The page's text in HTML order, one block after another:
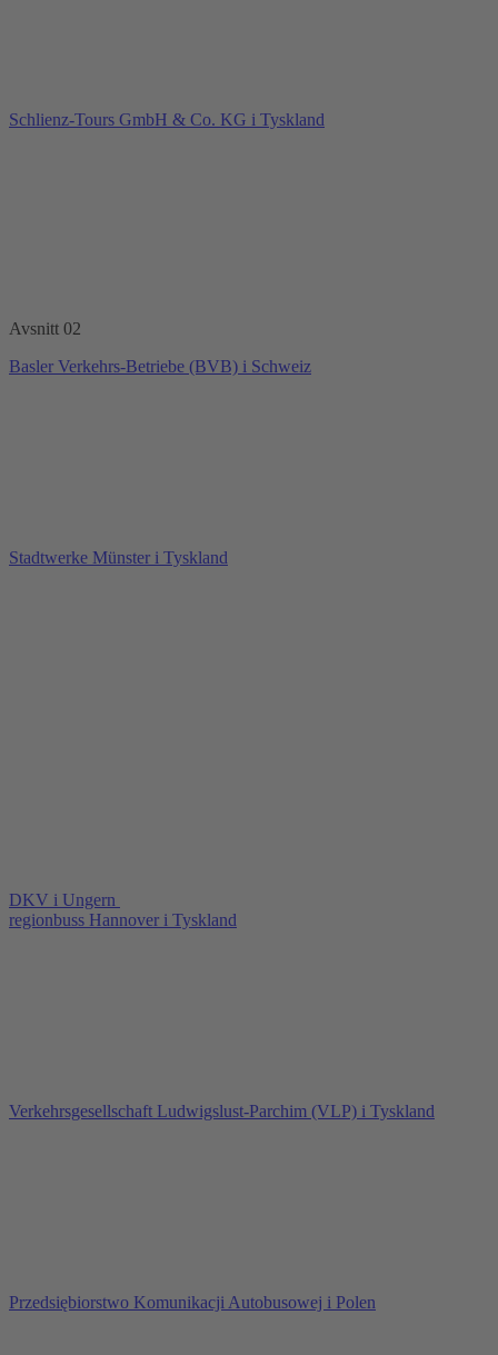
Schlienz-Tours GmbH & Co. KG i Tyskland
Avsnitt 02
Basler Verkehrs-Betriebe (BVB) i Schweiz
Stadtwerke Münster i Tyskland
DKV i Ungern
regionbuss Hannover i Tyskland
Verkehrsgesellschaft Ludwigslust-Parchim (VLP) i Tyskland
Przedsiębiorstwo Komunikacji Autobusowej i Polen